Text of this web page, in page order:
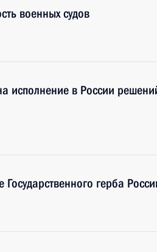
военных судов
исполнение в России
герба